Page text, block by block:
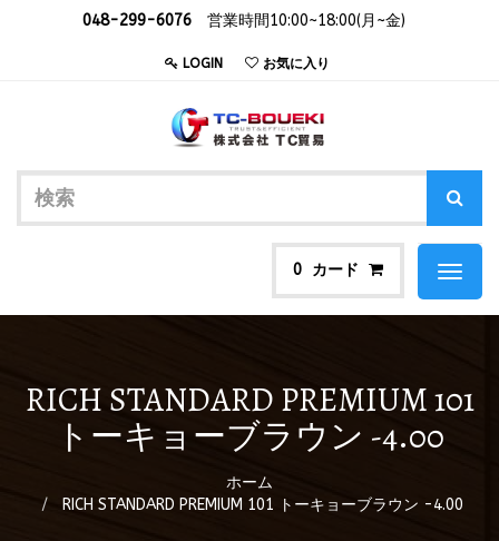
048-299-6076 営業時間10:00~18:00(月~金)
LOGIN お気に入り
0 カード
Toggle
RICH STANDARD PREMIUM 101
トーキョーブラウン -4.00
ホーム
RICH STANDARD PREMIUM 101 トーキョーブラウン -4.00